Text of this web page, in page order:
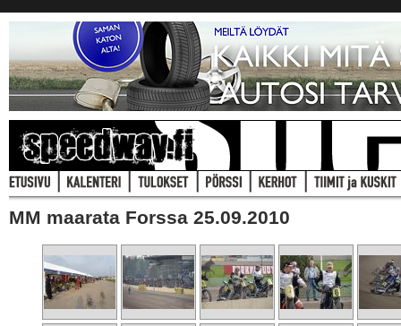
MM maarata Forssa 25.09.2010